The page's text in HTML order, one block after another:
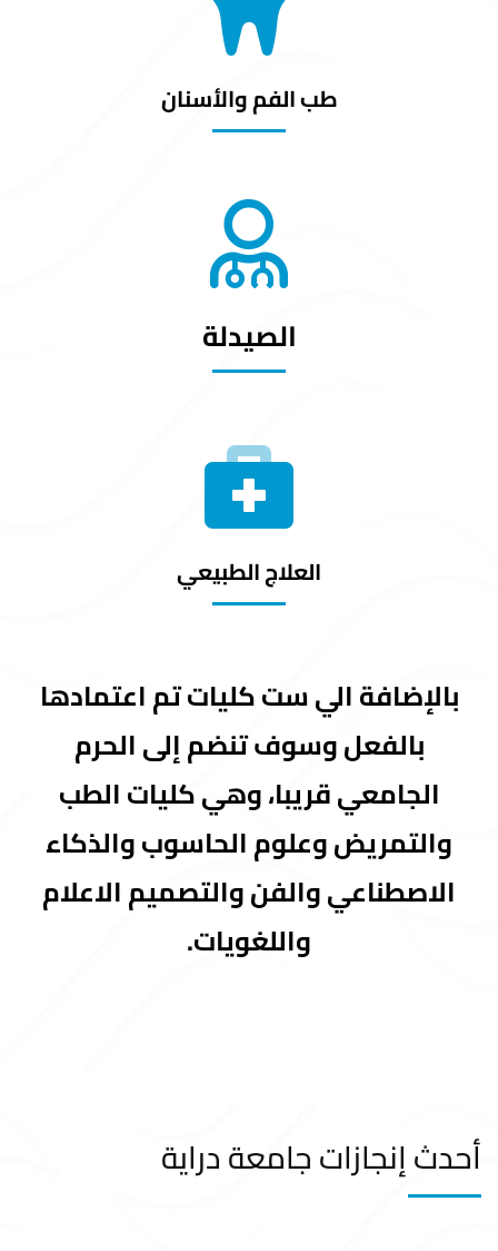
طب الفم والأسنان
الصيدلة
العلاج الطبيعي
بالإضافة الي ست كليات تم اعتمادها
بالفعل وسوف تنضم إلى الحرم
الجامعي قريبا، وهي كليات الطب
والتمريض وعلوم الحاسوب والذكاء
الاصطناعي والفن والتصميم الاعلام
واللغويات.
أحدث إنجازات جامعة دراية